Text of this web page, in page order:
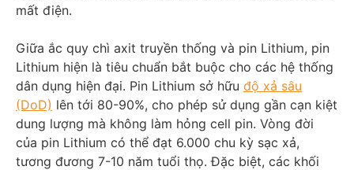
mất điện.
Giữa ắc quy chì axit truyền thống và pin Lithium, pin
Lithium hiện là tiêu chuẩn bắt buộc cho các hệ thống
dân dụng hiện đại. Pin Lithium sở hữu độ xả sâu
(DoD) lên tới 80-90%, cho phép sử dụng gần cạn kiệt
dung lượng mà không làm hỏng cell pin. Vòng đời
của pin Lithium có thể đạt 6.000 chu kỳ sạc xả,
tương đương 7-10 năm tuổi thọ. Đặc biệt, các khối